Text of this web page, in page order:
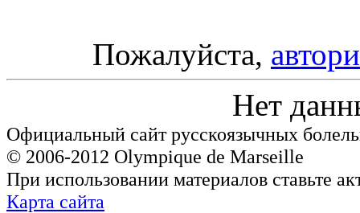
Пожалуйста,
Нет
Официальный сайт русскоязычных
© 2006-2012 Olympique de Marseille
При использовании материалов ставьте
Карта сайта